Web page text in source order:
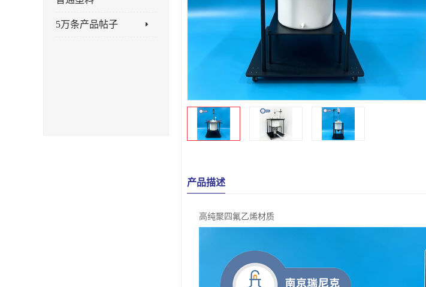
5万条产品帖子
产品描述
高纯聚四氟乙烯材质